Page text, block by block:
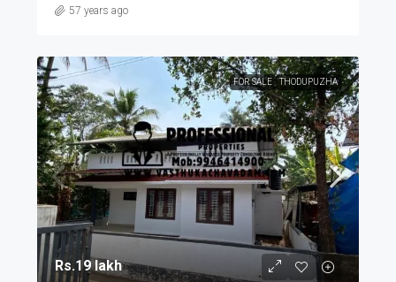
57 years ago
FOR SALE THODUPUZHA
Rs.19 lakh